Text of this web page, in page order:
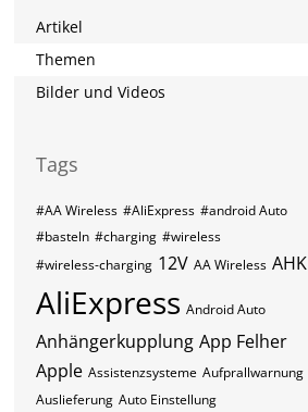
Artikel
Themen
Bilder und Videos
Tags
#AA Wireless #AliExpress #android Auto
#basteln #charging #wireless
#wireless-charging 12V AA Wireless AHK
AliExpress Android Auto
Anhängerkupplung App Felher
Apple Assistenzsysteme Aufprallwarnung
Auslieferung Auto Einstellung